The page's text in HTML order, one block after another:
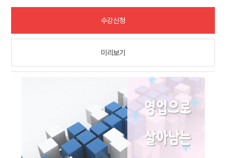
수강신청
미리보기